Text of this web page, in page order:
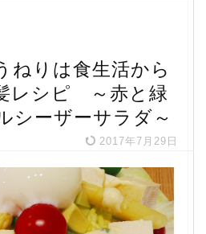
ねりは食生活から
レシピ ～赤と緑
シーザーサラダ～
2017年7月29日